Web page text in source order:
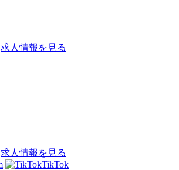
求人情報を見る
求人情報を見る
TikTok